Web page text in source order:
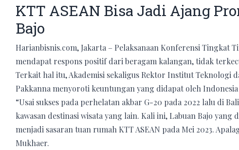
KTT ASEAN Bisa Jadi Ajang
Bajo
Harianbisnis.com, Jakarta – Pelaksanaan Konferensi Tingkat
mendapat respons positif dari beragam kalangan, tidak
Terkait hal itu, Akademisi sekaligus Rektor Institut Teknologi
Pakkanna menyoroti keuntungan yang didapat oleh Indonesia
“Usai sukses pada perhelatan akbar G-20 pada 2022 lalu di
kawasan destinasi wisata yang lain. Kali ini, Labuan Bajo
menjadi sasaran tuan rumah KTT ASEAN pada Mei 2023.
Mukhaer.